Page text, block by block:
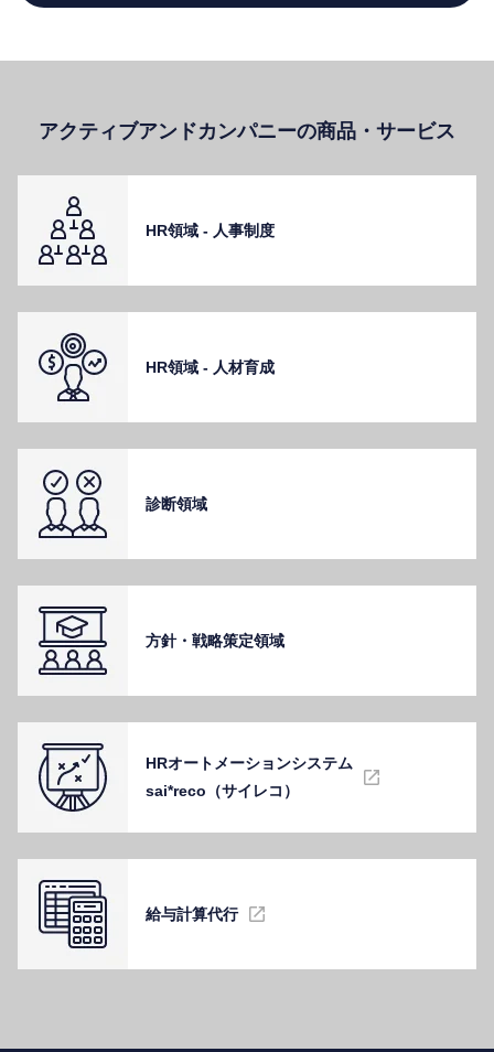
アクティブアンドカンパニーの商品・サービス
HR領域 - ⼈事制度
HR領域 - ⼈材育成
診断領域
⽅針・戦略策定領域
HRオートメーションシステム
sai*reco（サイレコ）
給与計算代⾏